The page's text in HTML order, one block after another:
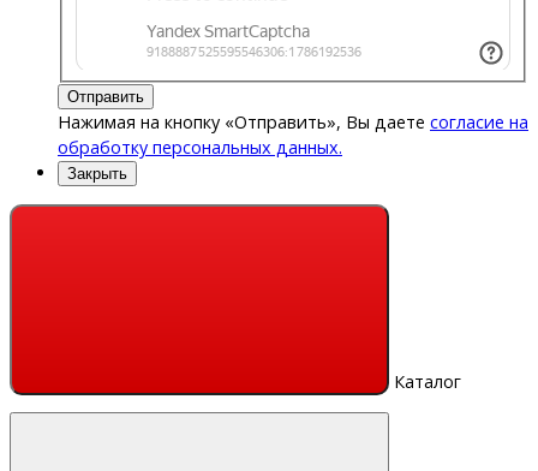
Отправить
Нажимая на кнопку «Отправить», Вы даете согласие на
обработку персональных данных.
Закрыть
Каталог